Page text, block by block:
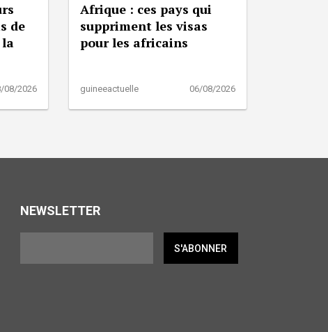
de
la
08/2026
Afrique : ces pays qui
suppriment les visas
pour les africains
guineeactuelle 06/08/2026
NEWSLETTER
S'ABONNER